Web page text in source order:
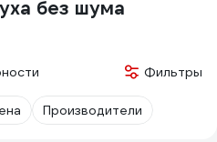
без шума
Фильтры
Производители